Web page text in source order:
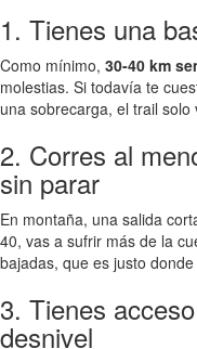
1. Tienes una
Como mínimo, 30-40 km
molestias. Si todavía te
una sobrecarga, el trail
2. Corres al
sin parar
En montaña, una salida
40, vas a sufrir más de la
bajadas, que es justo
3. Tienes
desnivel